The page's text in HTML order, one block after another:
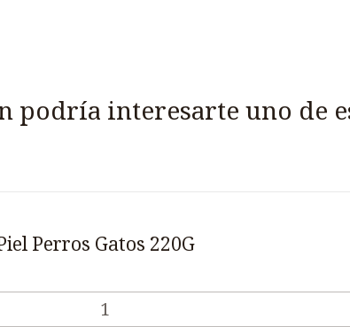
podría interesarte uno de
Perros Gatos 220G